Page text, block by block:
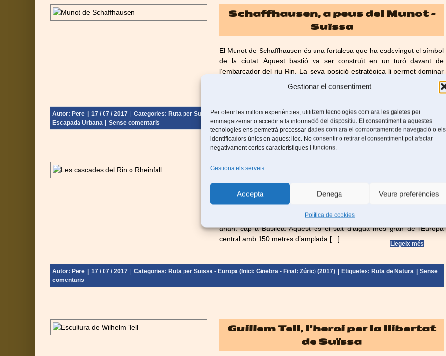
Gestionar el consentiment
Per oferir les millors experiències, utilitzem tecnologies com ara les galetes per
emmagatzemar o accedir a la informació del dispositiu. El consentiment a aquestes
tecnologies ens permetrà processar dades com ara el comportament de navegació o els
identificadors únics en aquest lloc. No consentir o retirar el consentiment pot afectar
negativament certes característiques i funcions.
Gestiona els serveis
Accepta Denega Veure preferències
Política de cookies
Schaffhausen, a peus del Munot –
Suïssa
El Munot de Schaffhausen és una fortalesa que ha esdevingut el símbol
de la ciutat. Aquest bastió va ser construït en un turó davant de
l’embarcador del riu Rin. La seva posició estratègica li permet dominar
Autor: Pere 17 / 07 / 2017 Categories: Ruta per Suïssa - Europa (Inici: Ginebra - Final: Zúric) (2017) | Etiquetes:Castell,Catedral,
Escapada Urbana
Sense comentaris
Cascades del Rin, les més gran
d’Europa – Suïssa
llac de Constança el riu Rin va canviar el seu curs a una nova llera
anant cap a Basilea. Aquest és el salt d’aigua més gran de l’Europa
central amb 150 metres d’amplada [...]
Autor: Pere 17 / 07 / 2017 Categories: Ruta per Suïssa - Europa (Inici: Ginebra - Final: Zúric) (2017) Etiquetes: Ruta de Natura
Sense
comentaris
Llegeix més
Guillem Tell, l’heroi per la llibertat
de Suïssa